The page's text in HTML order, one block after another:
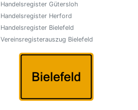
Handelsregister Gütersloh
Handelsregister Herford
Handelsregister Bielefeld
Vereinsregisterauszug Bielefeld